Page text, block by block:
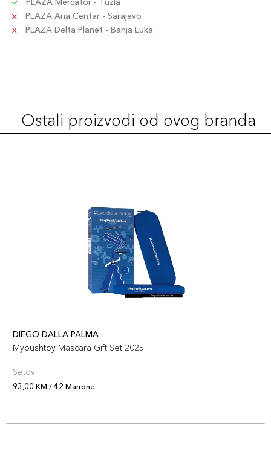
PLAZA Aria Centar - Sarajevo
PLAZA Delta Planet - Banja Luka
Ostali proizvodi od ovog branda
DIEGO DALLA PALMA
Mypushtoy Mascara Gift Set 2025
Setovi
93,00 KM / 42 Marrone